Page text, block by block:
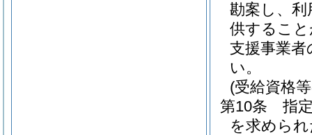
勘案し、利
供するこ
支援事業
い。
(受給資格
第10条
指
を求めら